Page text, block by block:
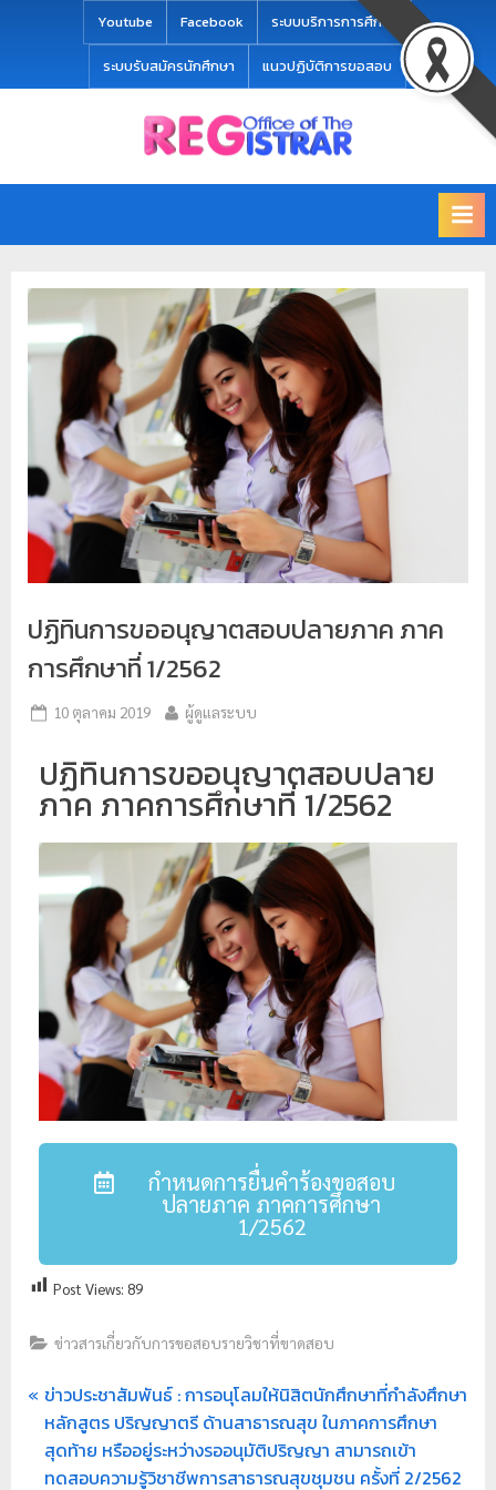
Youtube Facebook ระบบบริการการศึกษา
ระบบรับสมัครนักศึกษา แนวปฏิบัติการขอสอบ
นั
ท
เ
บี
ย
น
ล
ะ
ป
ะ
ว
ม
ห
วิ
ท
ย
า
ย
ร
า
ช
ภั
ฏ
เ
ย
ม่
the
University
ปฏิทินการขออนุญาตสอบปลายภาค ภาค
การศึกษาที่ 1/2562
10 ตุลาคม 2019 ผู้ดูแลระบบ
ปฏิทินการขออนุญาตสอบปลาย
ภาค ภาคการศึกษาที่ 1/2562
กำหนดการยื่นคำร้องขอสอบ
ปลายภาค ภาคการศึกษา
1/2562
Post Views: 89
ข่าวสารเกี่ยวกับการขอสอบรายวิชาที่ขาดสอบ
ข่าวประชาสัมพันธ์ : การอนุโลมให้นิสิตนักศึกษาที่กำลังศึกษา
หลักสูตร ปริญญาตรี ด้านสาธารณสุข ในภาคการศึกษา
สุดท้าย หรืออยู่ระหว่างรออนุมัติปริญญา สามารถเข้า
ทดสอบความรู้วิชาชีพการสาธารณสุขชุมชน ครั้งที่ 2/2562
modal-check